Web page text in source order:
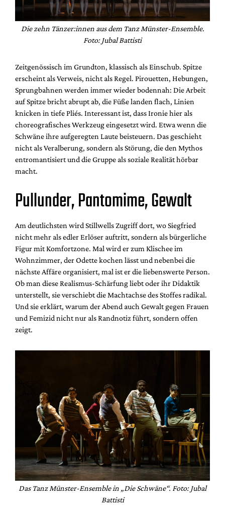
Die zehn Tänzer:innen aus dem Tanz Münster-Ensemble.
Foto: Jubal Battisti
Zeitgenössisch im Grundton, klassisch als Einschub. Spitze
erscheint als Verweis, nicht als Regel. Pirouetten, Hebungen,
Sprungbahnen werden immer wieder bodennah: Die Arbeit
auf Spitze bricht abrupt ab, die Füße landen flach, Linien
knicken in tiefe Pliés. Interessant ist, dass Ironie hier als
choreografisches Werkzeug eingesetzt wird. Etwa wenn die
Schwäne ihre aufgeregten Laute beisteuern. Das geschieht
nicht als Veralberung, sondern als Störung, die den Mythos
entromantisiert und die Gruppe als soziale Realität hörbar
macht.
Pullunder, Pantomime, Gewalt
Am deutlichsten wird Stillwells Zugriff dort, wo Siegfried
nicht mehr als edler Erlöser auftritt, sondern als bürgerliche
Figur mit Komfortzone. Mal wird er zum Klischee im
Wohnzimmer, der Odette kochen lässt und nebenbei die
nächste Affäre organisiert, mal ist er die liebenswerte Person.
Ob man diese Realismus-Schärfung liebt oder ihr Didaktik
unterstellt, sie verschiebt die Machtachse des Stoffes radikal.
Und sie erklärt, warum der Abend auch Gewalt gegen Frauen
und Femizid nicht nur als Randnotiz führt, sondern offen
zeigt.
Das Tanz Münster-Ensemble in „Die Schwäne“. Foto: Jubal
Battisti